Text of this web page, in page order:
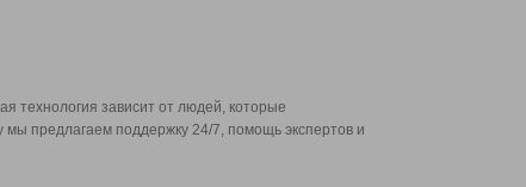
технология зависит от людей, которые
предлагаем поддержку 24/7, помощь экспертов и